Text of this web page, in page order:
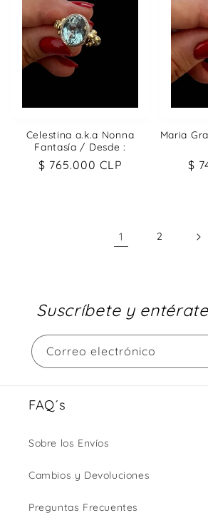
Celestina a.k.a Nonna
Fantasía / Desde :
Precio
$ 765.000 CLP
Maria
$
1 2
Suscríbete y
Correo electrónico
FAQ´s
Sobre los Envíos
Cambios y Devoluciones
Preguntas Frecuentes